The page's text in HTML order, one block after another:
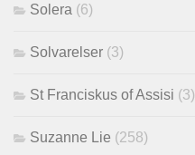
Solera (6)
Solvarelser (3)
St Franciskus of Assisi (3)
Suzanne Lie (258)